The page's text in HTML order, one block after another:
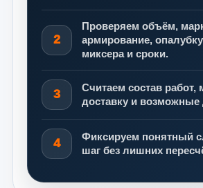
2
Проверяем объём,
армирование,
миксера и сроки.
3
Считаем состав работ,
доставку и
4
Фиксируем понятный
шаг без лишних